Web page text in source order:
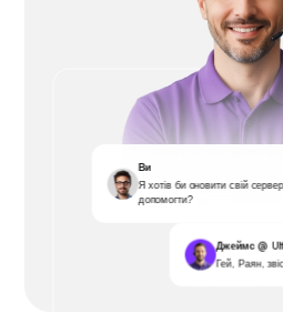
Ви
Я хотів би оновити свій
допомогти?
Джеймс @
Гей, Раян,